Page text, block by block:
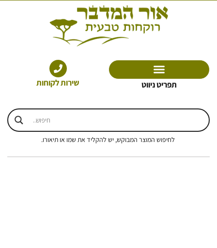
תפריט ניווט שירות לקוחות
לחיפוש המוצר המבוקש, יש להקליד את שמו או תיאורו.